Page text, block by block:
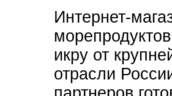
Интернет-
икру от
отрасли